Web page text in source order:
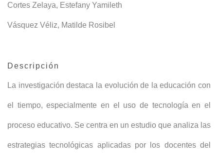
Cortes Zelaya, Estefany Yamileth
Vásquez Véliz, Matilde Rosibel
Descripción
La investigación destaca la evolución de la educación con
el tiempo, especialmente en el uso de tecnología en el
proceso educativo. Se centra en un estudio que analiza las
estrategias tecnológicas aplicadas por los docentes del